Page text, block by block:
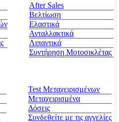
Αfter Sales
Βελτίωση
Ελαστικά
Ανταλλακτικά
Λιπαντικά
Συντήρηση Μοτοσικλέτας
Test Μεταχειρισμένων
Μεταχειρισμένα
Δόσεις
Συνδεθείτε με τις αγγελίες